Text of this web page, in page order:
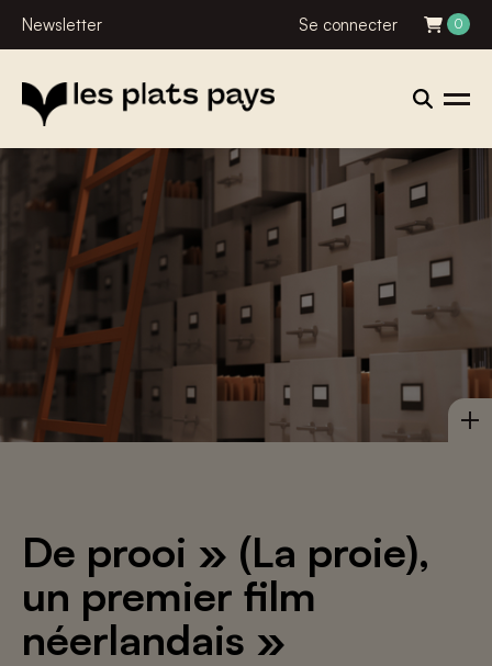
Newsletter Se connecter 0
De prooi » (La proie),
un premier film
néerlandais »